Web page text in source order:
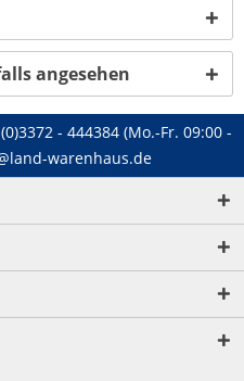
angesehen
- 444384 (Mo.-Fr. 09:00 -
warenhaus.de